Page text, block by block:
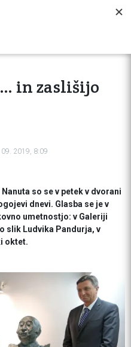
in zaslišijo
09. 2019, 8:09
so se v petek v dvorani
dnevi. Glasba se je v
umetnostjo: v Galeriji
slik Ludvika Pandurja, v
oktet.